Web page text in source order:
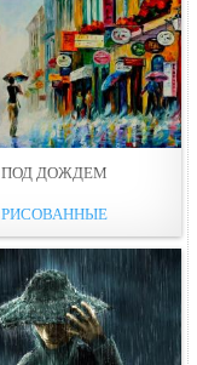
ПОД ДОЖДЕМ
РИСОВАННЫЕ